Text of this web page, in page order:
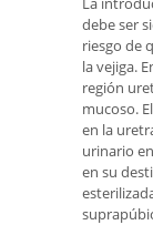
debe ser
riesgo de
la vejiga.
región
mucoso.
en la
urinario
en su